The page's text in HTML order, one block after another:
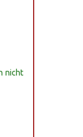
nicht